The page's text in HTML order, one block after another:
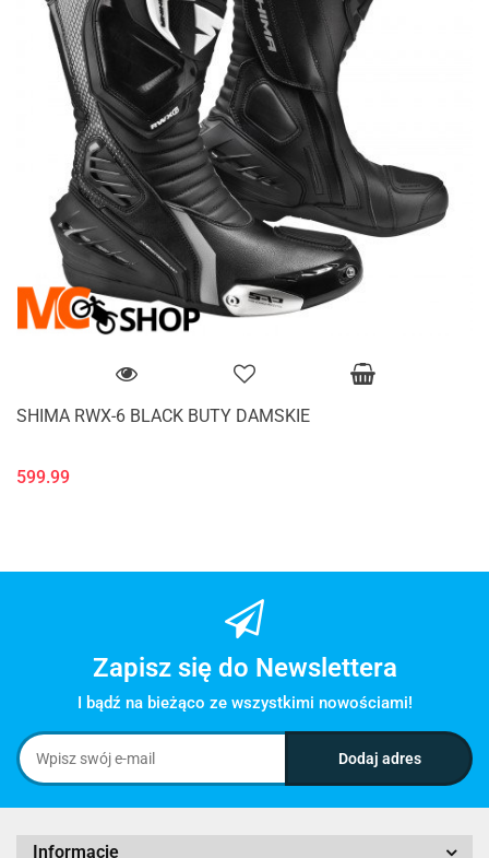
SHIMA RWX-6 BLACK BUTY DAMSKIE
599.99
Zapisz się do Newslettera
I bądź na bieżąco ze wszystkimi nowościami!
Informacje